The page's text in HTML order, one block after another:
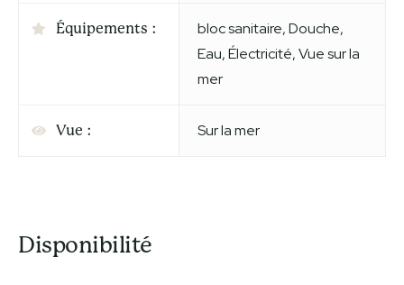
Équipements : bloc sanitaire,Douche,
Eau,Électricité,Vue sur la
mer
Vue : Sur la mer
Disponibilité